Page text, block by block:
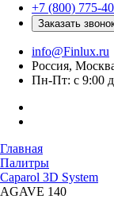
+7 (800) 775-
Заказать
info@Finlux.ru
Россия,
Пн-Пт: с 9:00
Главная
Палитры
Caparol 3D System
AGAVE 140